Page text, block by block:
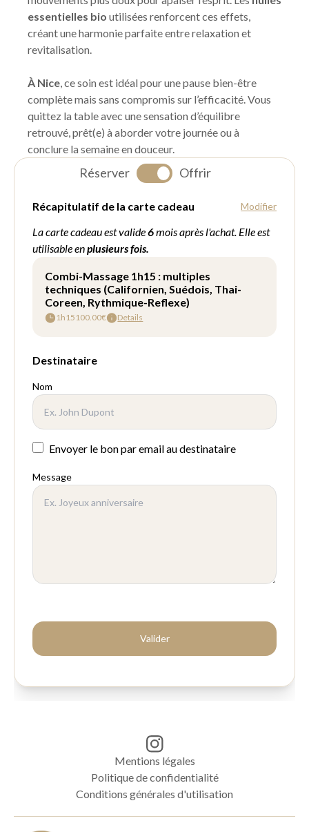
Réserver Offrir
essentielles bio utilisées renforcent ces effets,
créant une harmonie parfaite entre relaxation et
revitalisation.
À Nice, ce soin est idéal pour une pause bien-être
complète mais sans compromis sur l’efficacité. Vous
quittez la table avec une sensation d’équilibre
retrouvé, prêt(e) à aborder votre journée ou à
conclure la semaine en douceur.
Mentions légales
Politique de confidentialité
Conditions générales d'utilisation